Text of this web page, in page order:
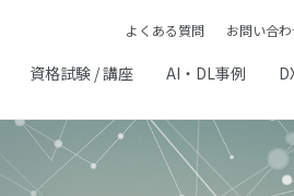
よくある質問 お問い合
資格試験 / 講座 AI・DL事例